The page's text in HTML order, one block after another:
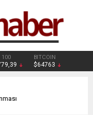
100 BITCOIN
$64763